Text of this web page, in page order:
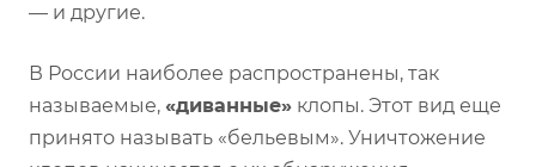
— и другие.
В России наиболее распространены, так
называемые, «диванные» клопы. Этот вид еще
принято называть «бельевым». Уничтожение